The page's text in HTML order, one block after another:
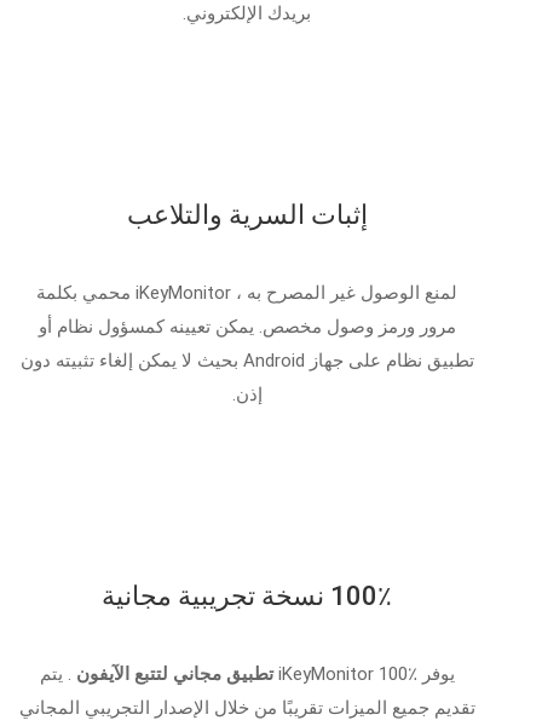
بريدك الإلكتروني.
إثبات السرية والتلاعب
لمنع الوصول غير المصرح به ، iKeyMonitor محمي بكلمة
مرور ورمز وصول مخصص. يمكن تعيينه كمسؤول نظام أو
تطبيق نظام على جهاز Android بحيث لا يمكن إلغاء تثبيته دون
إذن.
100٪ نسخة تجريبية مجانية
يوفر iKeyMonitor 100٪ تطبيق مجاني لتتبع الآيفون . يتم
تقديم جميع الميزات تقريبًا من خلال الإصدار التجريبي المجاني